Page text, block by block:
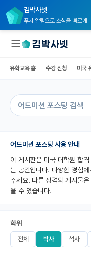
김박사넷
푸시 알림으로 소식을 빠르게
국내대학원 정보
커뮤니티
커리어
유학교육
미국 유학 게시판
유학교육 홈 수강 신청 미국
유학교육 홈
어드미션 포스팅 사용 안내
이 게시판은 미국 대학원 합
는 공간입니다. 다양한 경험
주세요. 다른 성격의 게시물
을 수 있습니다.
학위
전체 박사 석사